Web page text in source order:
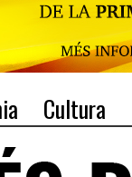
Cultura